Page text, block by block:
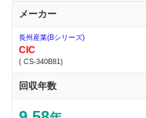
メーカー
長州産業(Bシリーズ)
CIC
( CS-340B81)
回収年数